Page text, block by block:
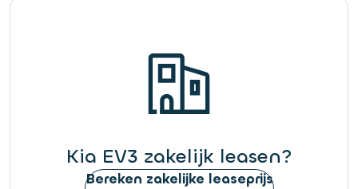
Kia EV3 zakelijk leasen?
Bereken zakelijke leaseprijs